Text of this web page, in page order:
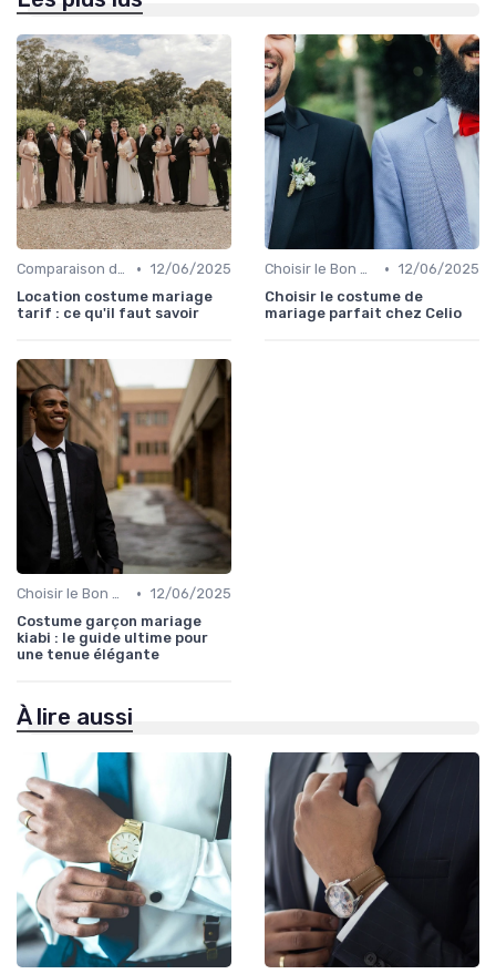
Comparaison de Prix et de Marques • 12/06/2025
Location costume mariage
tarif : ce qu'il faut savoir
Choisir le Bon Costume • 12/06/2025
Choisir le costume de
mariage parfait chez Celio
Choisir le Bon Costume • 12/06/2025
Costume garçon mariage
kiabi : le guide ultime pour
une tenue élégante
À lire aussi